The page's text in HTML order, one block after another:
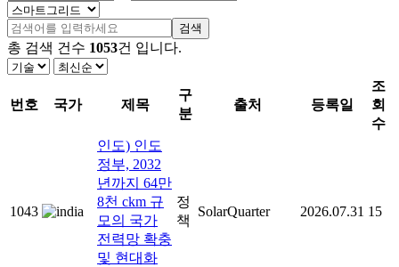
검색
총 검색 건수 1053건 입니다.
번호 국가 제목
구
분
출처 등록일
조
회
수
1043
인도) 인도
정부, 2032
년까지 64만
8천 ckm 규
모의 국가
전력망 확충
및 현대화
정
책
SolarQuarter 2026.07.31 15